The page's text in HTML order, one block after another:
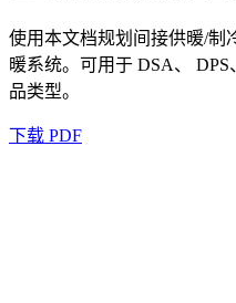
使用本文档规划间接供暖/制
暖系统。可用于 DSA、 DPS
品类型。
下载 PDF